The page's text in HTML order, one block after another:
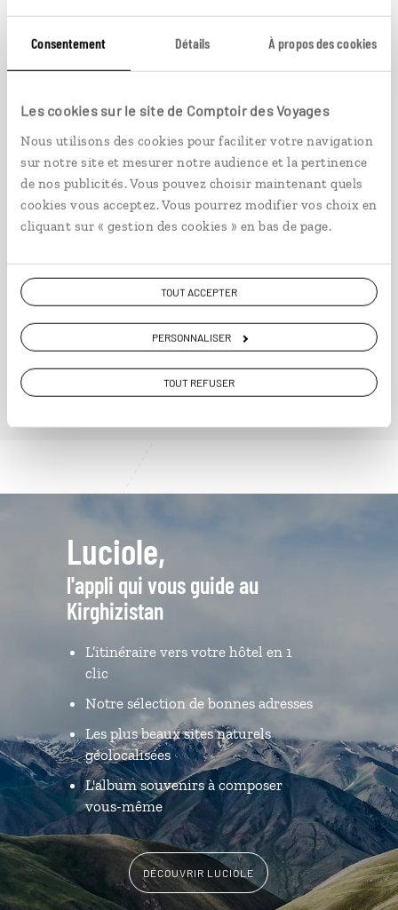
Consentement Détails À propos des cookies
Les cookies sur le site de Comptoir des Voyages
Nous utilisons des cookies pour faciliter votre navigation
sur notre site et mesurer notre audience et la pertinence
de nos publicités. Vous pouvez choisir maintenant quels
cookies vous acceptez. Vous pourrez modifier vos choix en
cliquant sur « gestion des cookies » en bas de page.
TOUT ACCEPTER
PERSONNALISER
TOUT REFUSER
La grande frise kirghize
Circuit complet au Kirghizistan : Bishkek, Issyk-
Kul, Karakol, Song-Kul…
14 jours / 12 nuits
à partir de 3400€
VOIR NOS 3 IDÉES DE VOYAGE AU KIRGHIZISTAN
Luciole,
l'appli qui vous guide au
Kirghizistan
L’itinéraire vers votre hôtel en 1
clic
Notre sélection de bonnes adresses
Les plus beaux sites naturels
géolocalisées
L'album souvenirs à composer
vous-même
DÉCOUVRIR LUCIOLE